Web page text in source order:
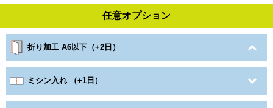
任意オプション
折り加工 A6以下（+2日）
ミシン入れ （+1日）